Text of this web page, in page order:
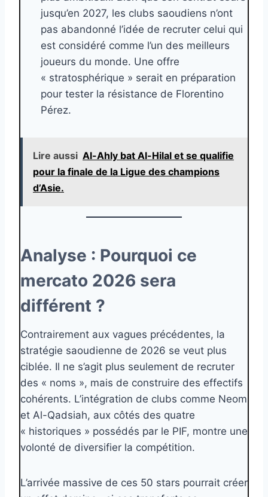
jusqu’en 2027, les clubs saoudiens n’ont
pas abandonné l’idée de recruter celui qui
est considéré comme l’un des meilleurs
joueurs du monde. Une offre
« stratosphérique » serait en préparation
pour tester la résistance de Florentino
Pérez.
Lire aussi Al-Ahly bat Al-Hilal et se qualifie
pour la finale de la Ligue des champions
d’Asie.
Analyse : Pourquoi ce
mercato 2026 sera
différent ?
Contrairement aux vagues précédentes, la
stratégie saoudienne de 2026 se veut plus
ciblée. Il ne s’agit plus seulement de recruter
des « noms », mais de construire des effectifs
cohérents. L’intégration de clubs comme Neom
et Al-Qadsiah, aux côtés des quatre
« historiques » possédés par le PIF, montre une
volonté de diversifier la compétition.
L’arrivée massive de ces 50 stars pourrait créer